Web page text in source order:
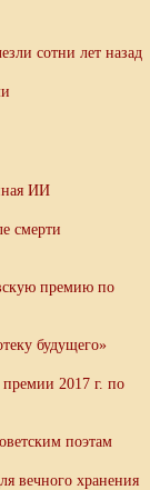
сотни лет назад
ИИ
смерти
премию по
будущего»
премии 2017 г. по
поэтам
вечного хранения